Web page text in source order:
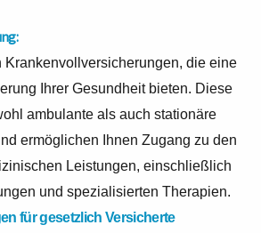
Krankenvollversicherungen, die eine
Ihrer Gesundheit bieten. Diese
ambulante als auch stationäre
ermöglichen Ihnen Zugang zu den
Leistungen, einschließlich
und spezialisierten Therapien.
für gesetzlich Versicherte